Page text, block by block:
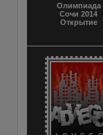
Олимпиада
Сочи 2014
Открытие